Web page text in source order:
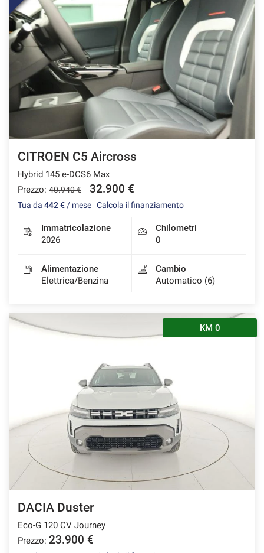
CITROEN C5 Aircross
Hybrid 145 e-DCS6 Max
Prezzo: 40.940 € 32.900 €
Tua da 442 € / mese Calcola il finanziamento
Immatricolazione
2026
Chilometri
0
Alimentazione
Elettrica/Benzina
Cambio
Automatico (6)
KM 0
DACIA Duster
Eco-G 120 CV Journey
Prezzo: 23.900 €